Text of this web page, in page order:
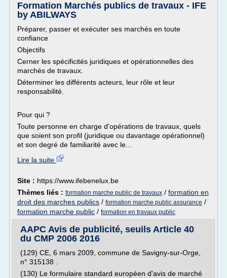
Formation Marchés publics de travaux - IFE
by ABILWAYS
Préparer, passer et exécuter ses marchés en toute
confiance
Objectifs
Cerner les spécificités juridiques et opérationnelles des
marchés de travaux.
Déterminer les différents acteurs, leur rôle et leur
responsabilité.
Pour qui ?
Toute personne en charge d'opérations de travaux, quels
que soient son profil (juridique ou davantage opérationnel)
et son degré de familiarité avec le...
Lire la suite
Site : https://www.ifebenelux.be
Thèmes liés : formation marche public de travaux / formation en
droit des marches publics / formation marche public assurance /
formation marche public / formation en travaux public
AAPC Avis de publicité, seuils Article 40
du CMP 2006 2016
(129) CE, 6 mars 2009, commune de Savigny-sur-Orge,
n° 315138 .
(130) Le formulaire standard européen d'avis de marché